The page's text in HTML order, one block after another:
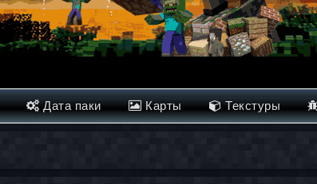
Дата паки Карты Текстуры